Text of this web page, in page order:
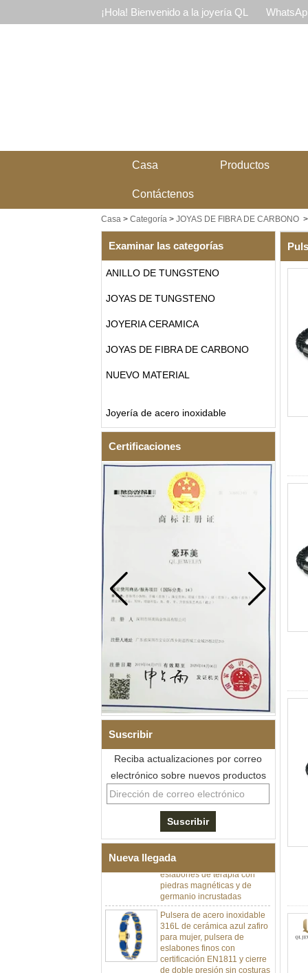
¡Hola! Bienvenido a la joyería QL
Casa Productos
Contáctenos
Casa> Categoría> JOYAS DE FIBRA DE CARBONO
Examinar las categorías
ANILLO DE TUNGSTENO
JOYAS DE TUNGSTENO
JOYERIA CERAMICA
JOYAS DE FIBRA DE CARBONO
NUEVO MATERIAL
Joyería de acero inoxidable
Certificaciones
Suscribir
Reciba actualizaciones por correo
electrónico sobre nuevos productos
Nueva llegada
Pulsera de eslabones I de
acero inoxidable 304 de
cerámica con circonita negra
para hombre, cierre
desplegable de doble
empuje 316L, pulsera de
eslabones de terapia con
piedras magnéticas y de
germanio incrustadas
Pulsera de acero inoxidable
316L de cerámica azul zafiro
para mujer, pulsera de
eslabones finos con
certificación EN1811 y cierre
de doble presión sin costuras